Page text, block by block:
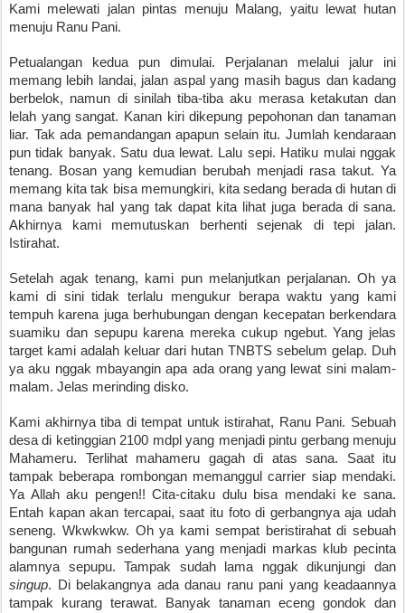
Kami melewati jalan pintas menuju Malang, yaitu lewat hutan
menuju Ranu Pani.
Petualangan kedua pun dimulai. Perjalanan melalui jalur ini
memang lebih landai, jalan aspal yang masih bagus dan kadang
berbelok, namun di sinilah tiba-tiba aku merasa ketakutan dan
lelah yang sangat. Kanan kiri dikepung pepohonan dan tanaman
liar. Tak ada pemandangan apapun selain itu. Jumlah kendaraan
pun tidak banyak. Satu dua lewat. Lalu sepi. Hatiku mulai nggak
tenang. Bosan yang kemudian berubah menjadi rasa takut. Ya
memang kita tak bisa memungkiri, kita sedang berada di hutan di
mana banyak hal yang tak dapat kita lihat juga berada di sana.
Akhirnya kami memutuskan berhenti sejenak di tepi jalan.
Istirahat.
Setelah agak tenang, kami pun melanjutkan perjalanan. Oh ya
kami di sini tidak terlalu mengukur berapa waktu yang kami
tempuh karena juga berhubungan dengan kecepatan berkendara
suamiku dan sepupu karena mereka cukup ngebut. Yang jelas
target kami adalah keluar dari hutan TNBTS sebelum gelap. Duh
ya aku nggak mbayangin apa ada orang yang lewat sini malam-
malam. Jelas merinding disko.
Kami akhirnya tiba di tempat untuk istirahat, Ranu Pani. Sebuah
desa di ketinggian 2100 mdpl yang menjadi pintu gerbang menuju
Mahameru. Terlihat mahameru gagah di atas sana. Saat itu
tampak beberapa rombongan memanggul carrier siap mendaki.
Ya Allah aku pengen!! Cita-citaku dulu bisa mendaki ke sana.
Entah kapan akan tercapai, saat itu foto di gerbangnya aja udah
seneng. Wkwkwkw. Oh ya kami sempat beristirahat di sebuah
bangunan rumah sederhana yang menjadi markas klub pecinta
singup. Di belakangnya ada danau ranu pani yang keadaannya
tampak kurang terawat. Banyak tanaman eceng gondok dan